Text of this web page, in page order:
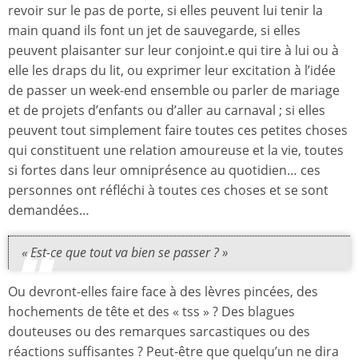
revoir sur le pas de porte, si elles peuvent lui tenir la
main quand ils font un jet de sauvegarde, si elles
peuvent plaisanter sur leur conjoint.e qui tire à lui ou à
elle les draps du lit, ou exprimer leur excitation à l’idée
de passer un week-end ensemble ou parler de mariage
et de projets d’enfants ou d’aller au carnaval ; si elles
peuvent tout simplement faire toutes ces petites choses
qui constituent une relation amoureuse et la vie, toutes
si fortes dans leur omniprésence au quotidien… ces
personnes ont réfléchi à toutes ces choses et se sont
demandées…
« Est-ce que tout va bien se passer ? »
Ou devront-elles faire face à des lèvres pincées, des
hochements de tête et des « tss » ? Des blagues
douteuses ou des remarques sarcastiques ou des
réactions suffisantes ? Peut-être que quelqu’un ne dira